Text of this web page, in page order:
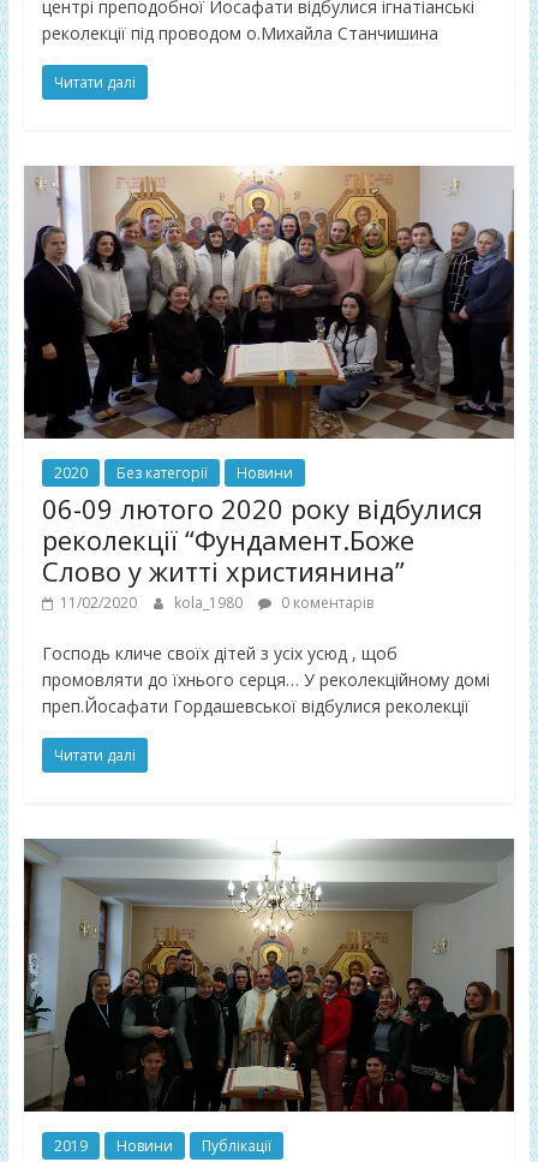
центрі преподобної Йосафати відбулися ігнатіанські
реколекції під проводом о.Михайла Станчишина
Читати далі
2020 Без категорії Новини
06-09 лютого 2020 року відбулися
реколекції “Фундамент.Боже
Слово у житті християнина”
11/02/2020 kola_1980 0 коментарів
Господь кличе своїх дітей з усіх усюд , щоб
промовляти до їхнього серця… У реколекційному домі
преп.Йосафати Гордашевської відбулися реколекції
Читати далі
2019 Новини Публікації